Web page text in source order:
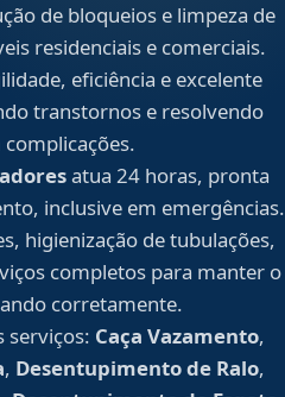
de bloqueios e limpeza de
residenciais e comerciais.
eficiência e excelente
transtornos e resolvendo
atua 24 horas, pronta
inclusive em emergências.
higienização de tubulações,
completos para manter o
corretamente.
serviços: Caça Vazamento,
, Desentupimento de Ralo,